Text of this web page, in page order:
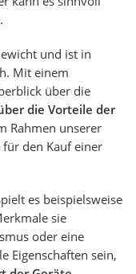
und ist in
Mit einem
über die
die Vorteile der
Rahmen unserer
den Kauf einer
es beispielsweise
sie
oder eine
Eigenschaften sein,